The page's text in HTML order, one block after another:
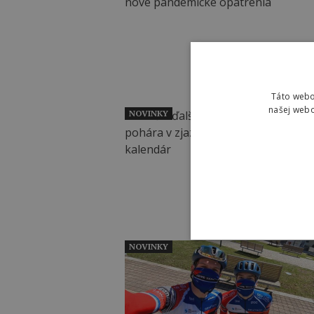
NOVINKY
NOVINKY
Táto
našej